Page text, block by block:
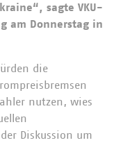
sagte VKU-
am Donnerstag in
die
nutzen, wies
Diskussion um